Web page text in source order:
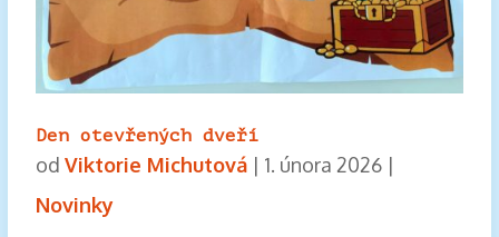
Den otevřených dveří
od Viktorie Michutová| 1. února 2026|
Novinky